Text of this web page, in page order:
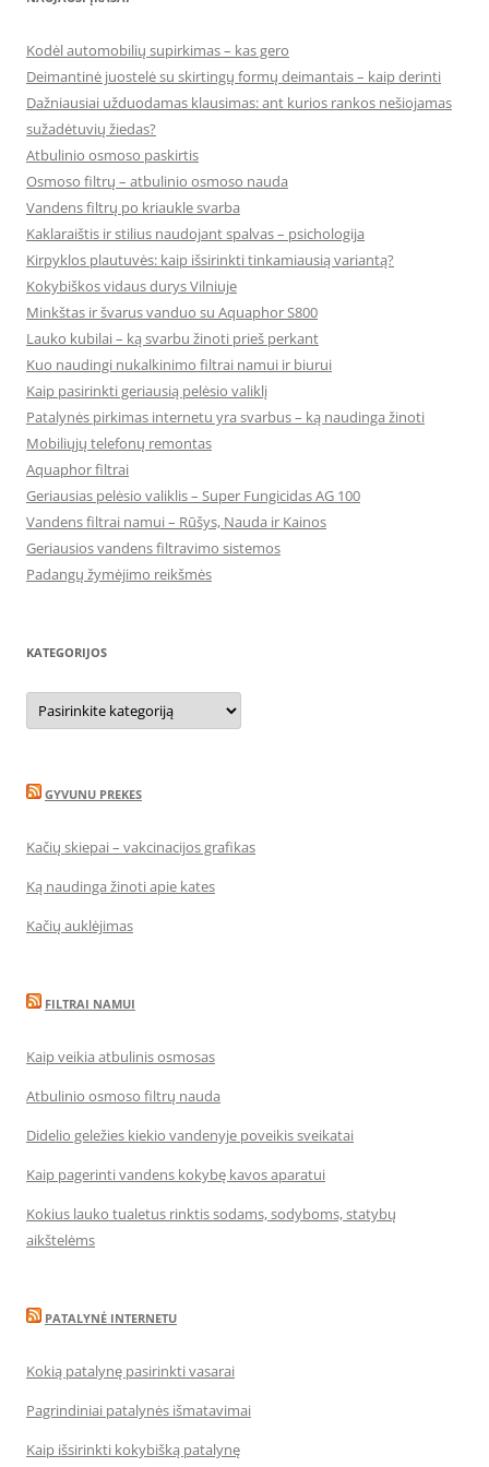
Kodėl automobilių supirkimas – kas gero
Deimantinė juostelė su skirtingų formų deimantais – kaip derinti
Dažniausiai užduodamas klausimas: ant kurios rankos nešiojamas
sužadėtuvių žiedas?
Atbulinio osmoso paskirtis
Osmoso filtrų – atbulinio osmoso nauda
Vandens filtrų po kriaukle svarba
Kaklaraištis ir stilius naudojant spalvas – psichologija
Kirpyklos plautuvės: kaip išsirinkti tinkamiausią variantą?
Kokybiškos vidaus durys Vilniuje
Minkštas ir švarus vanduo su Aquaphor S800
Lauko kubilai – ką svarbu žinoti prieš perkant
Kuo naudingi nukalkinimo filtrai namui ir biurui
Kaip pasirinkti geriausią pelėsio valiklį
Patalynės pirkimas internetu yra svarbus – ką naudinga žinoti
Mobiliųjų telefonų remontas
Aquaphor filtrai
Geriausias pelėsio valiklis – Super Fungicidas AG 100
Vandens filtrai namui – Rūšys, Nauda ir Kainos
Geriausios vandens filtravimo sistemos
Padangų žymėjimo reikšmės
KATEGORIJOS
Kategorijos
GYVUNU PREKES
Kačių skiepai – vakcinacijos grafikas
Ką naudinga žinoti apie kates
Kačių auklėjimas
FILTRAI NAMUI
Kaip veikia atbulinis osmosas
Atbulinio osmoso filtrų nauda
Didelio geležies kiekio vandenyje poveikis sveikatai
Kaip pagerinti vandens kokybę kavos aparatui
Kokius lauko tualetus rinktis sodams, sodyboms, statybų
aikštelėms
PATALYNĖ INTERNETU
Kokią patalynę pasirinkti vasarai
Pagrindiniai patalynės išmatavimai
Kaip išsirinkti kokybišką patalynę